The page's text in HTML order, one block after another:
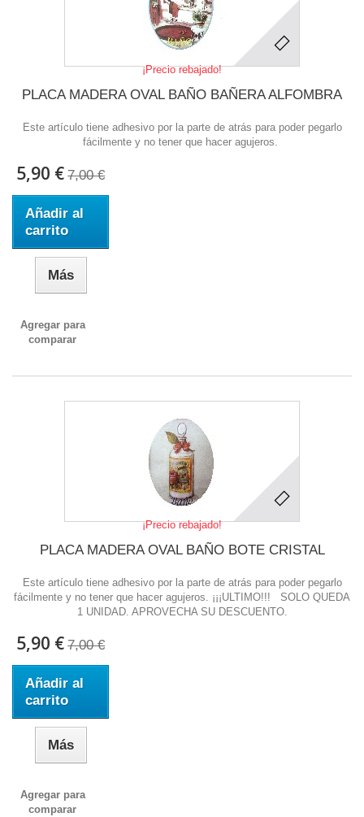
¡Precio rebajado!
PLACA MADERA OVAL BAÑO BAÑERA ALFOMBRA
Este artículo tiene adhesivo por la parte de atrás para poder pegarlo
fácilmente y no tener que hacer agujeros.
5,90 € 7,00 €
Añadir al
carrito
Más
Agregar para
comparar
¡Precio rebajado!
PLACA MADERA OVAL BAÑO BOTE CRISTAL
Este artículo tiene adhesivo por la parte de atrás para poder pegarlo
fácilmente y no tener que hacer agujeros. ¡¡¡ULTIMO!!! SOLO QUEDA
1 UNIDAD. APROVECHA SU DESCUENTO.
5,90 € 7,00 €
Añadir al
carrito
Más
Agregar para
comparar